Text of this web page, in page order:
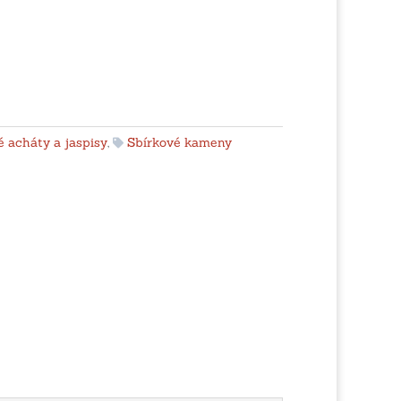
acháty a jaspisy, Sbírkové kameny